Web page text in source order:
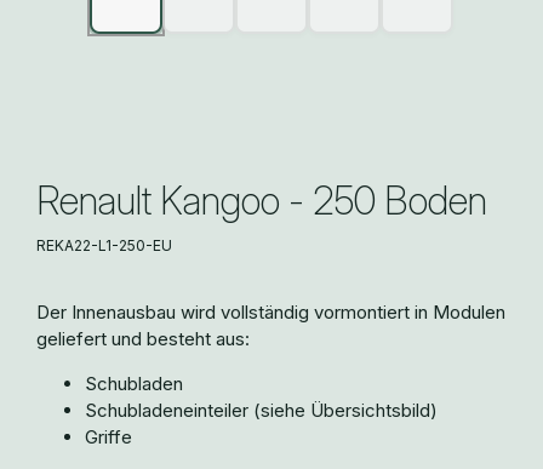
Renault Kangoo - 250 Boden
REKA22-L1-250-EU
Der Innenausbau wird vollständig vormontiert in Modulen
geliefert und besteht aus:
Schubladen
Schubladeneinteiler (siehe Übersichtsbild)
Griffe